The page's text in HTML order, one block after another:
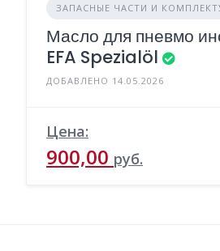
ЗАПАСНЫЕ ЧАСТИ И
Масло для пневмо
EFA Spezialöl
ДОБАВЛЕНО 14.05.2026
Цена:
900,00 руб.